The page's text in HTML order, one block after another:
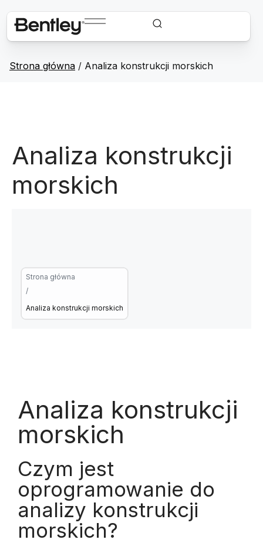
Strona główna / Analiza konstrukcji morskich
Analiza konstrukcji
morskich
Strona główna
/
Analiza konstrukcji morskich
Analiza konstrukcji
morskich
Czym jest
oprogramowanie do
analizy konstrukcji
morskich?